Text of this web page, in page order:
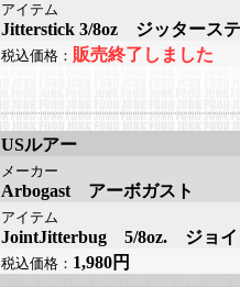
アイテム
Jitterstick 3/8oz ジッタース
税込価格： 販売終了しました
USルアー
メーカー
Arbogast アーボガスト
アイテム
JointJitterbug 5/8oz. ジョ
税込価格： 1,980円